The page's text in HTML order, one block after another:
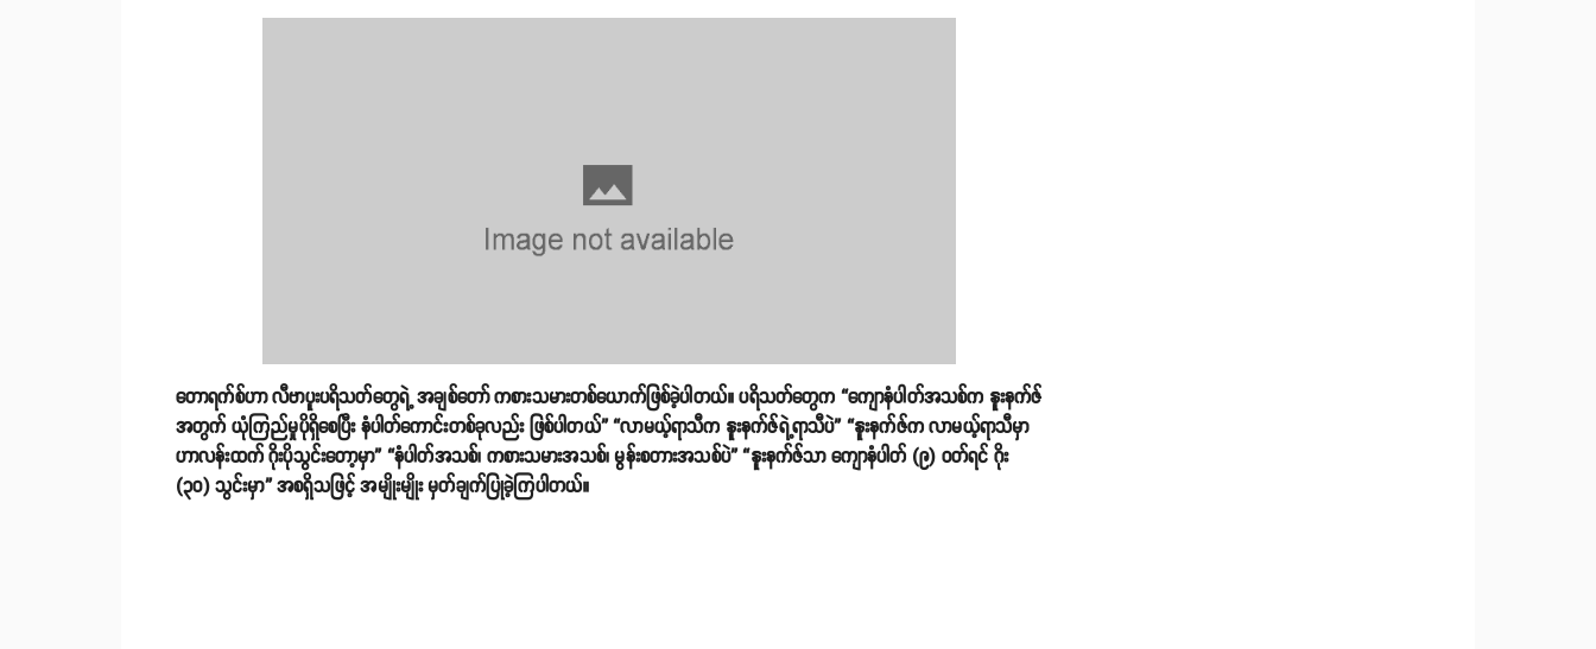
တောရက်စ်ဟာ လီဗာပူးပရိသတ်တွေရဲ့ အချစ်တော် ကစားသမားတစ်ယောက်ဖြစ်ခဲ့ပါတယ်။ ပရိသတ်တွေက “ကျောနံပါတ်အသစ်က နူးနက်ဇ်
အတွက် ယုံကြည်မှုပိုရှိစေပြီး နံပါတ်ကောင်းတစ်ခုလည်း ဖြစ်ပါတယ်” “လာမယ့်ရာသီက နူးနက်ဇ်ရဲ့ရာသီပဲ” “နူးနက်ဇ်က လာမယ့်ရာသီမှာ
ဟာလန်းထက် ဂိုးပိုသွင်းတော့မှာ” “နံပါတ်အသစ်၊ ကစားသမားအသစ်၊ မွန်းစတားအသစ်ပဲ” “နူးနက်ဇ်သာ ကျောနံပါတ် (၉) ဝတ်ရင် ဂိုး
(၃၀) သွင်းမှာ” အစရှိသဖြင့် အမျိုးမျိုး မှတ်ချက်ပြုခဲ့ကြပါတယ်။